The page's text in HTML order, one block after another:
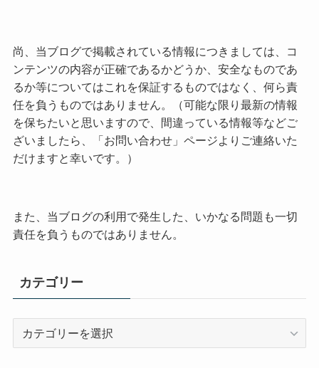
尚、当ブログで掲載されている情報につきましては、コ
ンテンツの内容が正確であるかどうか、安全なものであ
るか等についてはこれを保証するものではなく、何ら責
任を負うものではありません。（可能な限り最新の情報
を保ちたいと思いますので、間違っている情報等などご
ざいましたら、「お問い合わせ」ページよりご連絡いた
だけますと幸いです。）
また、当ブログの利用で発生した、いかなる問題も一切
責任を負うものではありません。
カテゴリー